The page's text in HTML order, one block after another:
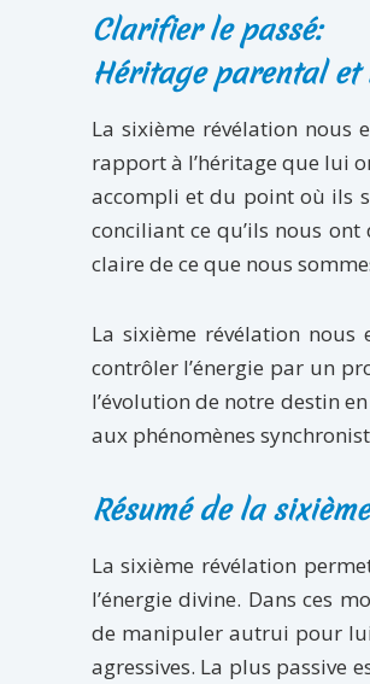
Clarifier le passé:
Héritage parental et
La sixième révélation nous
rapport à l’héritage que lui
accompli et du point où ils
conciliant ce qu’ils nous
claire de ce que nous
La sixième révélation nous
contrôler l’énergie par un
l’évolution de notre destin
aux phénomènes
Résumé de la
La sixième révélation
l’énergie divine. Dans ces
de manipuler autrui pour
agressives. La plus passive